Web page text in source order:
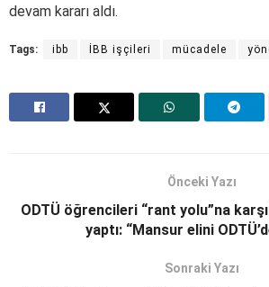
devam kararı aldı.
Tags: ibb İBB işçileri mücadele
Önceki Yazı
ODTÜ öğrencileri “rant yolu”na karşı
yaptı: “Mansur elini
Sonraki Yazı